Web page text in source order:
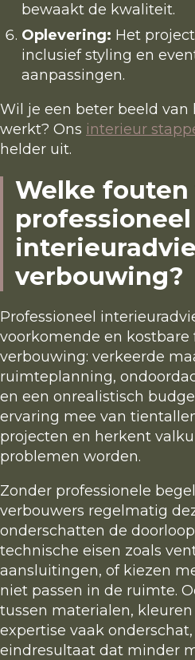
bewaakt de kwaliteit.
Oplevering: Het
inclusief styling en
aanpassingen.
Wil je een beter beeld
werkt? Ons interieur
helder uit.
Welke
professioneel
verbouwing?
Professioneel
voorkomende en kostbare
verbouwing: verkeerde
ruimteplanning,
en een onrealistisch
ervaring mee van
projecten en herkent
problemen worden.
Zonder professionele
verbouwers regelmatig
onderschatten de
technische eisen zoals
aansluitingen, of kiezen
niet passen in de ruimte.
tussen materialen,
expertise vaak
eindresultaat dat minder